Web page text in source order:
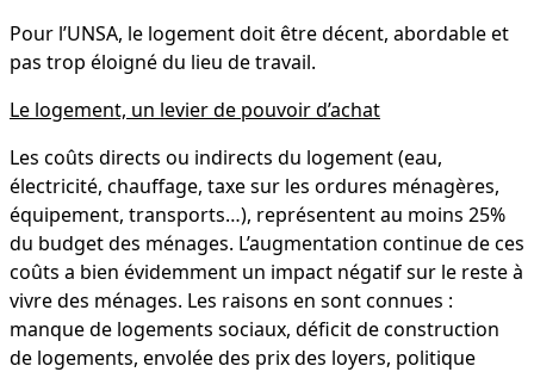
Pour l’UNSA, le logement doit être décent, abordable et
pas trop éloigné du lieu de travail.
Le logement, un levier de pouvoir d’achat
Les coûts directs ou indirects du logement (eau,
électricité, chauffage, taxe sur les ordures ménagères,
équipement, transports…), représentent au moins 25%
du budget des ménages. L’augmentation continue de ces
coûts a bien évidemment un impact négatif sur le reste à
vivre des ménages. Les raisons en sont connues :
manque de logements sociaux, déficit de construction
de logements, envolée des prix des loyers, politique